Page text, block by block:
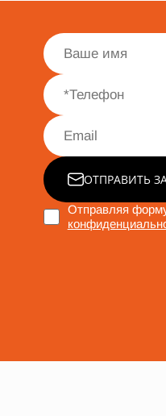
ОТПРАВИТЬ
Отправляя